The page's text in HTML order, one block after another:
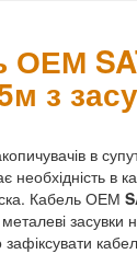
ОЕМ
з
в
в
Кабель ОЕМ
засувки